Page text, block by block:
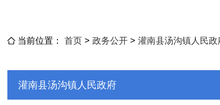
当前位置： 首页 > 政务公开 > 灌南县汤沟镇人民政
灌南县汤沟镇人民政府